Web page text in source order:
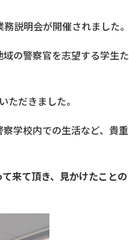
説明会が開催されました。
の警察官を志望する学生た
ただきました。
学校内での生活など、貴重
来て頂き、見かけたことの